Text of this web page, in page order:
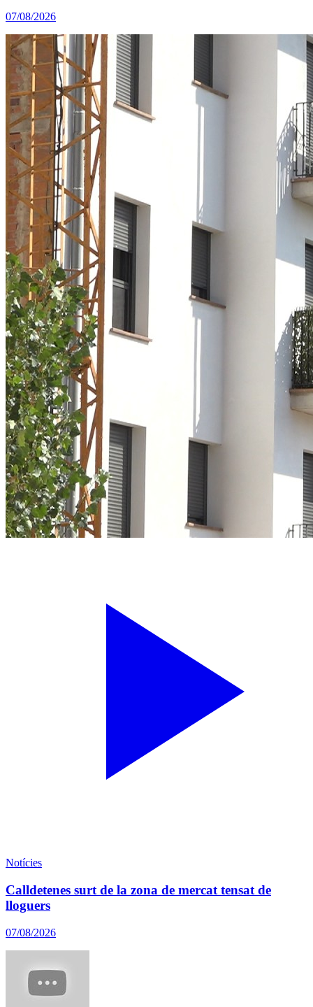
07/08/2026
Notícies
Calldetenes surt de la zona de mercat tensat de
lloguers
07/08/2026